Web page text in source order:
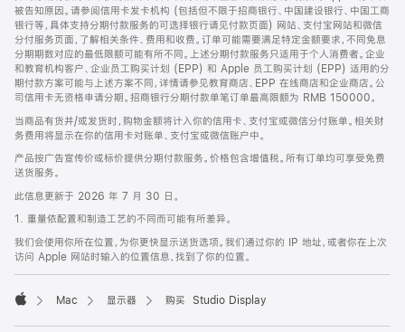
被告知原因。请参阅信用卡发卡机构 (包括但不限于招商银行、中国建设银行、中国工商
银行等，具体支持分期付款服务的可选择银行请见付款页面) 网站、支付宝网站和微信
分付服务页面，了解相关条件、费用和收费。订单可能需要满足特定金额要求，不同免息
分期期数对应的最低限额可能有所不同。上述分期付款服务只适用于个人消费者。企业
和教育机构客户、企业员工购买计划 (EPP) 和 Apple 员工购买计划 (EPP) 适用的分
期付款方案可能与上述方案不同，详情请参见教育商店、EPP 在线商店和企业商店。公
司信用卡无资格申请分期。招商银行分期付款单笔订单最高限额为 RMB 150000。
当商品有货并/或发货时，购物金额将计入你的信用卡、支付宝或微信分付账单。相关财
务费用将显示在你的信用卡对账单、支付宝或微信账户中。
产品按广告宣传价或标价提供分期付款服务。价格包含增值税。所有订单均可享受免费
送货服务。
此信息更新于 2026 年 7 月 30 日。
1. 重量依配置和制造工艺的不同而可能有所差异。
我们会使用你所在位置，为你更快显示送货选项。我们通过你的 IP 地址，或者你在上次
访问 Apple 网站时输入的位置信息，找到了你的位置。
Mac 显示器 购买 Studio Display